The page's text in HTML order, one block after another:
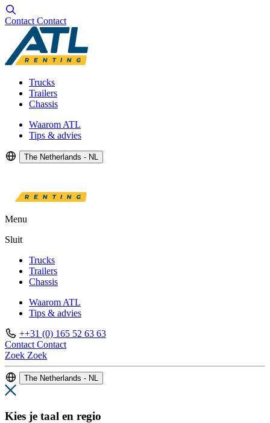
Contact Contact
Trucks
Trailers
Chassis
Waarom ATL
Tips & advies
The Netherlands - NL
Menu
Sluit
Trucks
Trailers
Chassis
Waarom ATL
Tips & advies
++31 (0) 165 52 63 63
Contact Contact
Zoek Zoek
The Netherlands - NL
Kies je taal en regio